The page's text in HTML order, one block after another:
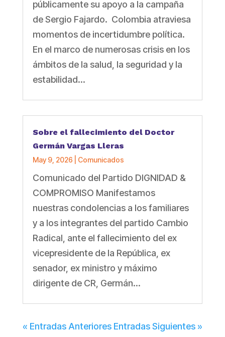
públicamente su apoyo a la campaña
de Sergio Fajardo. Colombia atraviesa
momentos de incertidumbre política.
En el marco de numerosas crisis en los
ámbitos de la salud, la seguridad y la
estabilidad...
Sobre el fallecimiento del Doctor
Germán Vargas Lleras
May 9, 2026 Comunicados
Comunicado del Partido DIGNIDAD &
COMPROMISO Manifestamos
nuestras condolencias a los familiares
y a los integrantes del partido Cambio
Radical, ante el fallecimiento del ex
vicepresidente de la República, ex
senador, ex ministro y máximo
dirigente de CR, Germán...
« Entradas Anteriores Entradas Siguientes »